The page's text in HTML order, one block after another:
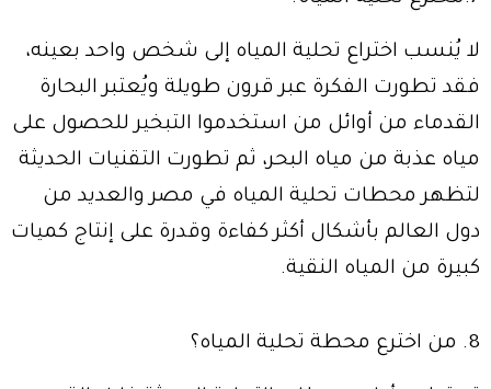
لا يُنسب اختراع تحلية المياه إلى شخص واحد بعينه،
فقد تطورت الفكرة عبر قرون طويلة ويُعتبر البحارة
القدماء من أوائل من استخدموا التبخير للحصول على
مياه عذبة من مياه البحر، ثم تطورت التقنيات الحديثة
لتظهر محطات تحلية المياه في مصر والعديد من
دول العالم بأشكال أكثر كفاءة وقدرة على إنتاج كميات
كبيرة من المياه النقية.
8. من اخترع محطة تحلية المياه؟